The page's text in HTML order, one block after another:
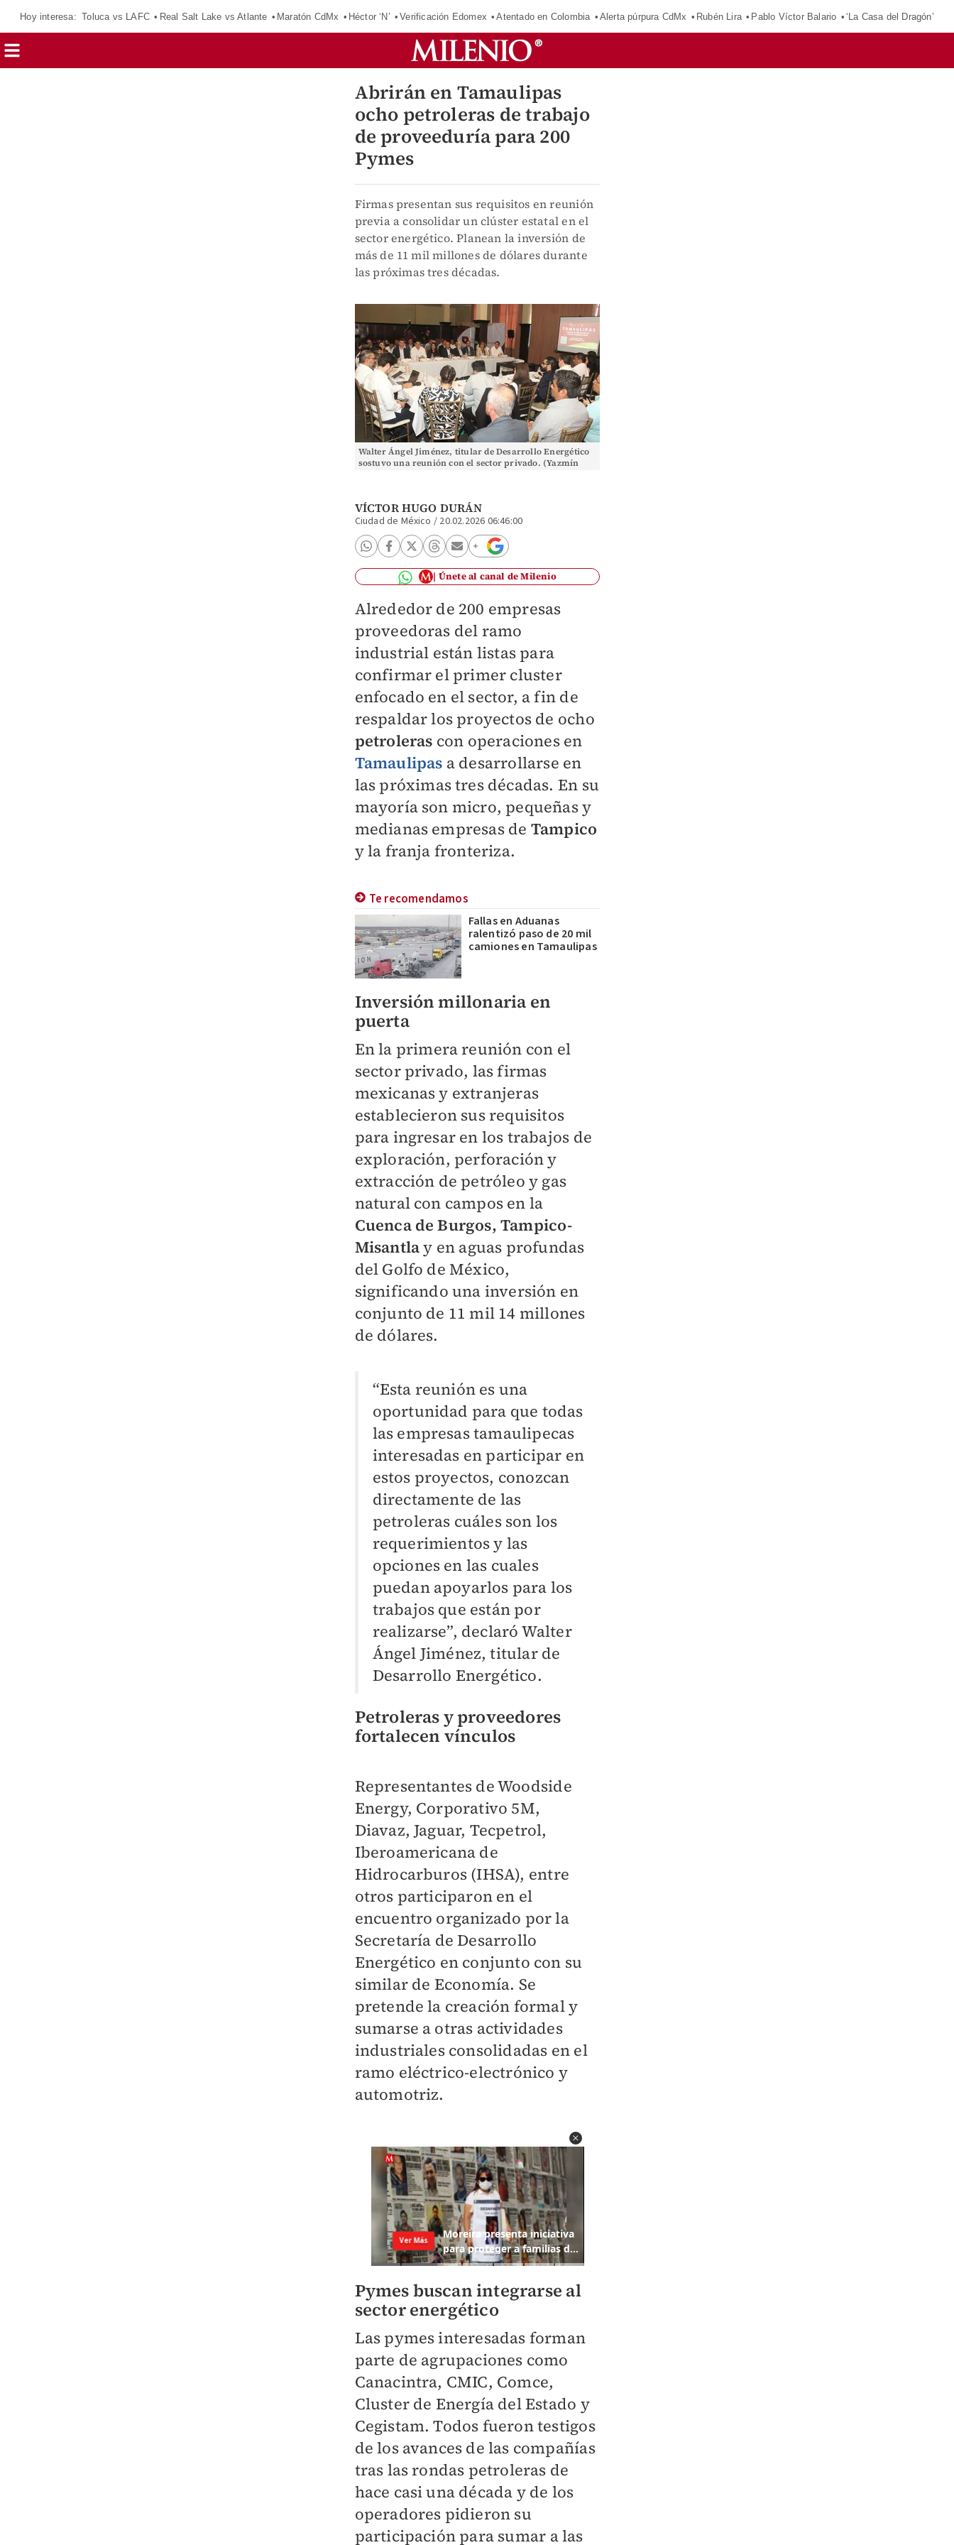
Hoy interesa: Toluca vs LAFC Real Salt Lake vs Atlante Maratón CdMx Héctor ‘N’ Verificación Edomex Atentado en Colombia Alerta púrpura CdMx Rubén Lira Pablo Víctor Balario ‘La Casa del Dragón’
Abrirán en Tamaulipas
ocho petroleras de trabajo
de proveeduría para 200
Pymes
Firmas presentan sus requisitos en reunión
previa a consolidar un clúster estatal en el
sector energético. Planean la inversión de
más de 11 mil millones de dólares durante
las próximas tres décadas.
Walter Ángel Jiménez, titular de Desarrollo Energético
sostuvo una reunión con el sector privado. (Yazmín
VÍCTOR HUGO DURÁN
Ciudad de México / 20.02.2026 06:46:00
Únete al canal de Milenio
Alrededor de 200 empresas
proveedoras del ramo
industrial están listas para
confirmar el primer cluster
enfocado en el sector, a fin de
respaldar los proyectos de ocho
petroleras con operaciones en
Tamaulipas a desarrollarse en
las próximas tres décadas. En su
mayoría son micro, pequeñas y
medianas empresas de Tampico
y la franja fronteriza.
Te recomendamos
Fallas en Aduanas
ralentizó paso de 20 mil
camiones en Tamaulipas
Inversión millonaria en
puerta
En la primera reunión con el
sector privado, las firmas
mexicanas y extranjeras
establecieron sus requisitos
para ingresar en los trabajos de
exploración, perforación y
extracción de petróleo y gas
natural con campos en la
Cuenca de Burgos, Tampico-
Misantlay en aguas profundas
del Golfo de México,
significando una inversión en
conjunto de 11 mil 14 millones
de dólares.
“Esta reunión es una
oportunidad para que todas
las empresas tamaulipecas
interesadas en participar en
estos proyectos, conozcan
directamente de las
petroleras cuáles son los
requerimientos y las
opciones en las cuales
puedan apoyarlos para los
trabajos que están por
realizarse”, declaró Walter
Ángel Jiménez, titular de
Desarrollo Energético.
Petroleras y proveedores
fortalecen vínculos
Representantes de Woodside
Energy, Corporativo 5M,
Diavaz, Jaguar, Tecpetrol,
Iberoamericana de
Hidrocarburos (IHSA), entre
otros participaron en el
encuentro organizado por la
Secretaría de Desarrollo
Energético en conjunto con su
similar de Economía. Se
pretende la creación formal y
sumarse a otras actividades
industriales consolidadas en el
ramo eléctrico-electrónico y
automotriz.
Pymes buscan integrarse al
sector energético
Las pymes interesadas forman
parte de agrupaciones como
Canacintra, CMIC, Comce,
Cluster de Energía del Estado y
Cegistam. Todos fueron testigos
de los avances de las compañías
tras las rondas petroleras de
hace casi una década y de los
operadores pidieron su
participación para sumar a las